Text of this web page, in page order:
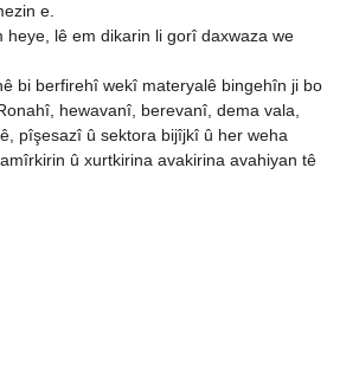
e.
heye, lê em dikarin li gorî daxwaza we
bi berfirehî wekî materyalê bingehîn ji bo
hewavanî, berevanî, dema vala,
pîşesazî û sektora bijîjkî û her weha
û xurtkirina avakirina avahiyan tê